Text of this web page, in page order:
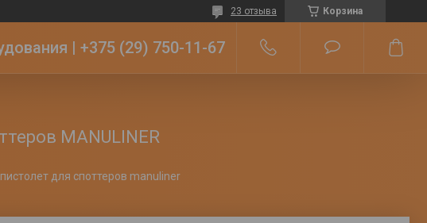
Корзина
23 отзыва
| +375 (29) 750-11-67
MANULINER
для споттеров manuliner